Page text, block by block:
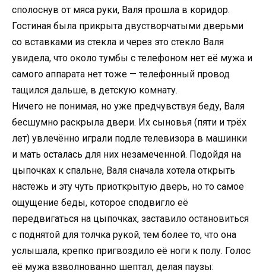
сполоснув от мяса руки, Валя прошла в коридор.
Гостиная была прикрыта двустворчатыми дверьми
со вставками из стекла и через это стекло Валя
увидела, что около тумбы с телефоном нет её мужа и
самого аппарата нет тоже — телефонный провод
тащился дальше, в детскую комнату.
Ничего не понимая, но уже предчувствуя беду, Валя
бесшумно раскрыла двери. Их сыновья (пяти и трёх
лет) увлечённо играли подле телевизора в машинки
и мать осталась для них незамеченной. Подойдя на
цыпочках к спальне, Валя сначала хотела открыть
настежь и эту чуть приоткрытую дверь, но то самое
ощущение беды, которое сподвигло её
передвигаться на цыпочках, заставило остановиться
с поднятой для толчка рукой, тем более то, что она
услышала, крепко пригвоздило её ноги к полу. Голос
её мужа взволнованно шептал, делая паузы: